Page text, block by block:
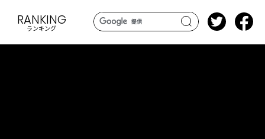
search
RANKING
ランキング